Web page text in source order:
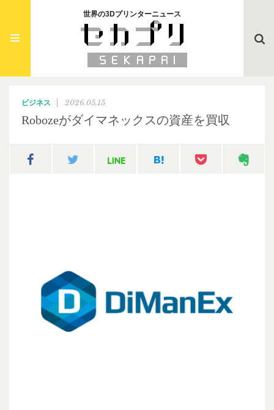
世界の3Dプリンターニュース
ビジネス 2026.05.15
Robozeがダイマネックスの資産を買収